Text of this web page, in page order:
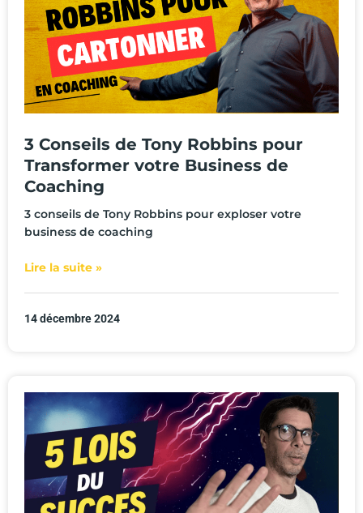
3 Conseils de Tony Robbins pour
Transformer votre Business de
Coaching
3 conseils de Tony Robbins pour exploser votre
business de coaching
Lire la suite »
14 décembre 2024